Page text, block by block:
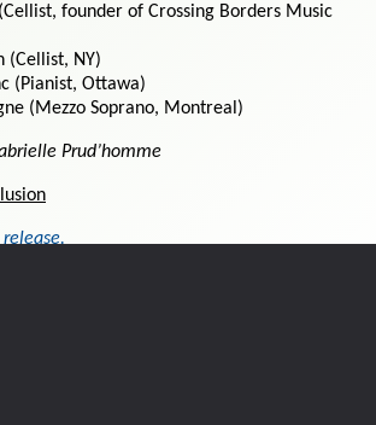
founder of Crossing Borders Music
(Cellist, NY)
(Pianist, Ottawa)
(Mezzo Soprano, Montreal)
Prud’homme